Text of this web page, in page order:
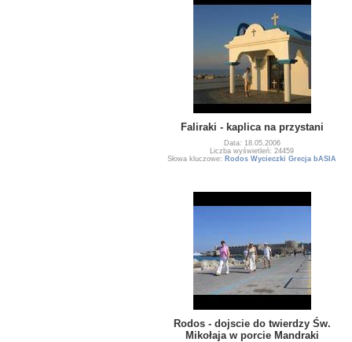
Faliraki - kaplica na przystani
Data: 18.05.2006
Liczba wyświetleń: 24459
Słowa kluczowe: Rodos Wycieczki Grecja bASIA
Rodos - dojscie do twierdzy Św.
Mikołaja w porcie Mandraki